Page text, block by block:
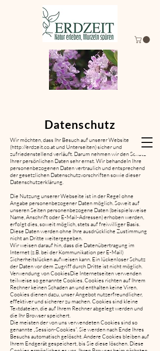
Datenschutz
Wir möchten, dass Ihr Besuch auf unserer Website
(http://erdzeit.co.atund Unterseiten) sicher und
zufriedenstellend verläuft. Darum nehmen wir den Schutz
Ihrer persönlichen Daten sehr ernst. Wir behandeln Ihre
personenbezogenen Daten vertraulich und entsprechend
der gesetzlichen Datenschutzvorschriften sowie dieser
Datenschutzerklärung.
Die Nutzung unserer Webseite ist in der Regel ohne
Angabe personenbezogener Daten möglich. Soweit auf
unseren Seiten personenbezogene Daten (beispielsweise
Name, Anschrift oder E-Mail-Adressen) erhoben werden,
erfolgt dies, soweit möglich, stets auf freiwilliger Basis.
Diese Daten werden ohne Ihre ausdrückliche Zustimmung
nicht an Dritte weitergegeben.
Wir weisen darauf hin, dass die Datenübertragung im
Internet (z.B. bei der Kommunikation per E-Mail)
Sicherheitslücken aufweisen kann. Ein lückenloser Schutz
der Daten vor dem Zugriff durch Dritte ist nicht möglich.
Verwendung von CookiesDie Internetseiten verwenden
teilweise so genannte Cookies. Cookies richten auf Ihrem
Rechner keinen Schaden an und enthalten keine Viren.
Cookies dienen dazu, unser Angebot nutzerfreundlicher,
effektiver und sicherer zu machen. Cookies sind kleine
Textdateien, die auf Ihrem Rechner abgelegt werden und
die Ihr Browser speichert.
Die meisten der von uns verwendeten Cookies sind so
genannte „Session-Cookies“. Sie werden nach Ende Ihres
Besuchs automatisch gelöscht. Andere Cookies bleiben auf
Ihrem Endgerät gespeichert, bis Sie diese löschen. Diese